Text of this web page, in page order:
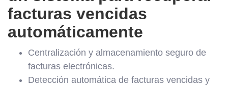
facturas vencidas
automáticamente
Centralización y almacenamiento seguro de
facturas electrónicas.
Detección automática de facturas vencidas y